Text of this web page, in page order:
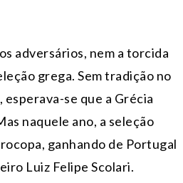
adversários, nem a torcida
grega. Sem tradição no
se que a Grécia
naquele ano, a seleção
ganhando de Portugal
Luiz Felipe Scolari.